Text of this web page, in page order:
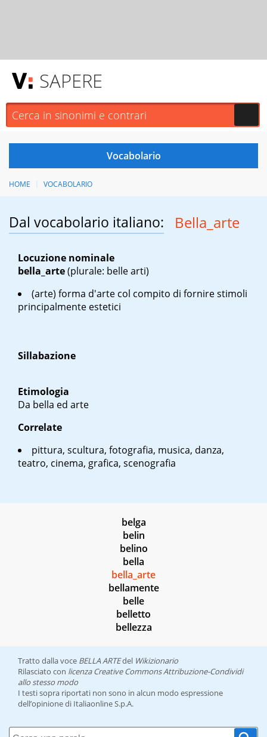
SAPERE
HOME VOCABOLARIO
Dal vocabolario italiano: Bella_arte
Locuzione nominale
bella_arte(plurale: belle arti)
(arte) forma d'arte col compito di fornire stimoli
principalmente estetici
Sillabazione
Etimologia
Da bella ed arte
Correlate
pittura, scultura, fotografia, musica, danza,
teatro, cinema, grafica, scenografia
belga
belin
belino
bella
bella_arte
bellamente
belle
belletto
bellezza
Tratto dalla voce BELLA ARTEdel Wikizionario
Rilasciato con licenza Creative Commons Attribuzione-Condividi
allo stesso modo
I testi sopra riportati non sono in alcun modo espressione
dell’opinione di Italiaonline S.p.A.